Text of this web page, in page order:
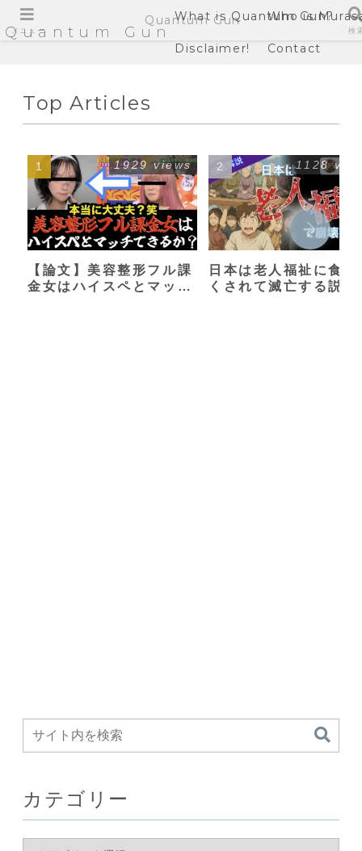
Quantum Gun
What is Quantum Gun?
Who is
Disclaimer! Contact
Top Articles
【論文】美容整形フル課
金女はハイスペとマッチ
1929 views
日本は老人福祉に食い
くされて滅亡する説
1128
カテゴリー
メニュー
Quantum Gun
検